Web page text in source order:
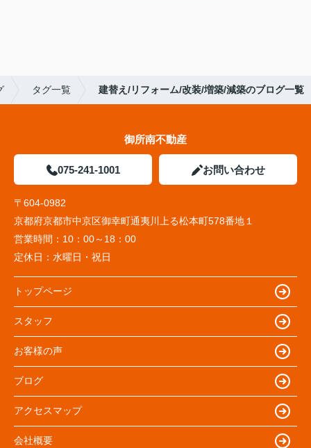
タグ一覧 建替え/リフォーム/改装/増築/減築のブログ一覧
御所南不動産
075-241-1001 お問い合わせ
〒604-0982
京都府京都市中京区御幸町通夷川上る松本町578番地１
営業時間： 10：00～18：00
定休日： 水曜日・祝日
トップページ
スタッフ
お客様の声
ブログ
アクセスマップ
会社概要